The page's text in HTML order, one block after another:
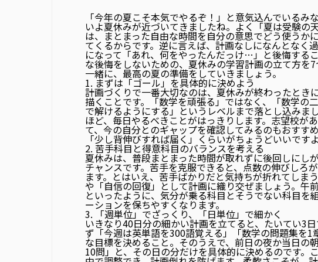
「今年の夏こそ本気でやるぞ！」と意気込んでいるみ
いよ夏休みが近づいてきましたね。よく「夏は受験の
は、まとまった自由な時間を自分の意思でどう使うか
てくるからです。逆に言えば、計画なしになんとなく
になって「あれ、何をやったんだっけ…」と後悔する
な後悔をしないための、夏休みの学習計画の立て方を7
一緒に、最高の夏の準備をしていきましょう。
1. まずは「ゴール」を具体的に決めよう
計画づくりで一番大切なのは、夏休みが終わったとき
描くことです。「数学を頑張る」ではなく、「数学の
で解けるようにする」というレベルまで落とし込みま
ほど、毎日やるべきことがはっきりします。志望校が
て、今の自分とのギャップを確認してみるのもおすす
「少し背伸びすれば届く」くらいがちょうどいいですよ
2. 苦手科目と得意科目のバランスを考える
夏休みは、普段まとまった時間が取れずに後回しにし
チャンスです。苦手を克服できると、点数の伸びしろ
ます。とはいえ、苦手ばかりだと気持ちが折れてしま
や「自信の回復」として計画に織り交ぜましょう。午
といったように、気分が乗る科目とそうでない科目を
ーションを保ちやすくなります。
3. 「週単位」でざっくり、「日単位」で細かく
いきなり40日分の細かい計画を立てると、たいてい3
ず「今週は英単語を300語覚える」「数学の問題集を
な目標を決めること。そのうえで、前日の夜か当日の
10問」と、その日の分だけを具体的に決めるのです。